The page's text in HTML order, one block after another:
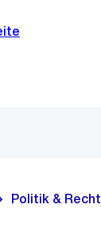
Politik & Recht